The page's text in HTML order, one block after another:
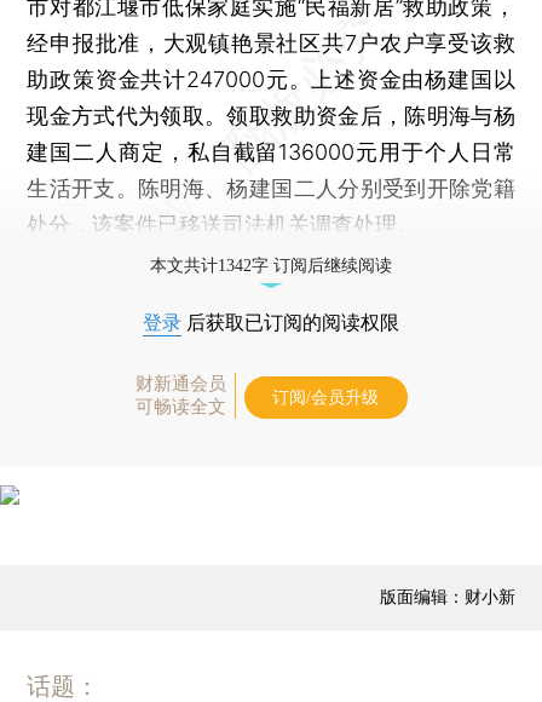
市对都江堰市低保家庭实施“民福新居”救助政策，
经申报批准，大观镇艳景社区共7户农户享受该救
助政策资金共计247000元。上述资金由杨建国以
现金方式代为领取。领取救助资金后，陈明海与杨
建国二人商定，私自截留136000元用于个人日常
生活开支。陈明海、杨建国二人分别受到开除党籍
处分，该案件已移送司法机关调查处理。
本文共计1342字 订阅后继续阅读
登录 后获取已订阅的阅读权限
财新通会员
可畅读全文
订阅/会员升级
版面编辑：财小新
话题：